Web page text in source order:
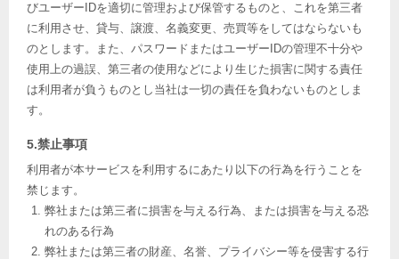
びユーザーIDを適切に管理および保管するものと、これを第三者
に利用させ、貸与、譲渡、名義変更、売買等をしてはならないも
のとします。また、パスワードまたはユーザーIDの管理不十分や
使用上の過誤、第三者の使用などにより生じた損害に関する責任
は利用者が負うものとし当社は一切の責任を負わないものとしま
す。
5.禁止事項
利用者が本サービスを利用するにあたり以下の行為を行うことを
禁じます。
弊社または第三者に損害を与える行為、または損害を与える恐
れのある行為
弊社または第三者の財産、名誉、プライバシー等を侵害する行